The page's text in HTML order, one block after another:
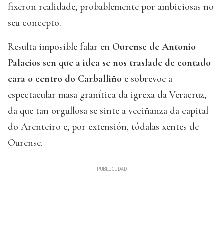
fixeron realidade, probablemente por ambiciosas no
seu concepto.
Resulta imposible falar en Ourense de Antonio
Palacios sen que a idea se nos traslade de contado
cara o centro do Carballiño e sobrevoe a
espectacular masa granítica da igrexa da Veracruz,
da que tan orgullosa se sinte a veciñanza da capital
do Arenteiro e, por extensión, tódalas xentes de
Ourense.